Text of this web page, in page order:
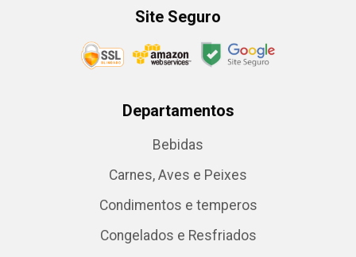
Site Seguro
Departamentos
Bebidas
Carnes, Aves e Peixes
Condimentos e temperos
Congelados e Resfriados